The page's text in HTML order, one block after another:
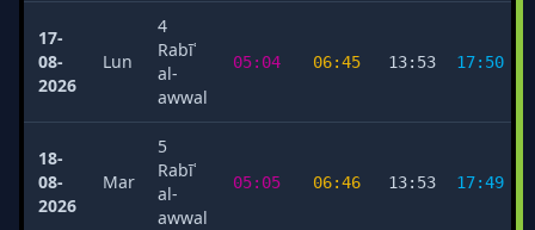
17-
08-
2026
Lun
4
Rabīʿ
al-
awwal
05:04 06:45 13:53 17:50
18-
08-
2026
Mar
5
Rabīʿ
al-
awwal
05:05 06:46 13:53 17:49